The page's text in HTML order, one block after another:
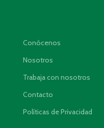
Conócenos
Nosotros
Trabaja con nosotros
Contacto
Políticas de Privacidad